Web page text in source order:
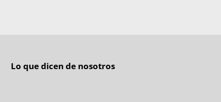
Lo que dicen de nosotros